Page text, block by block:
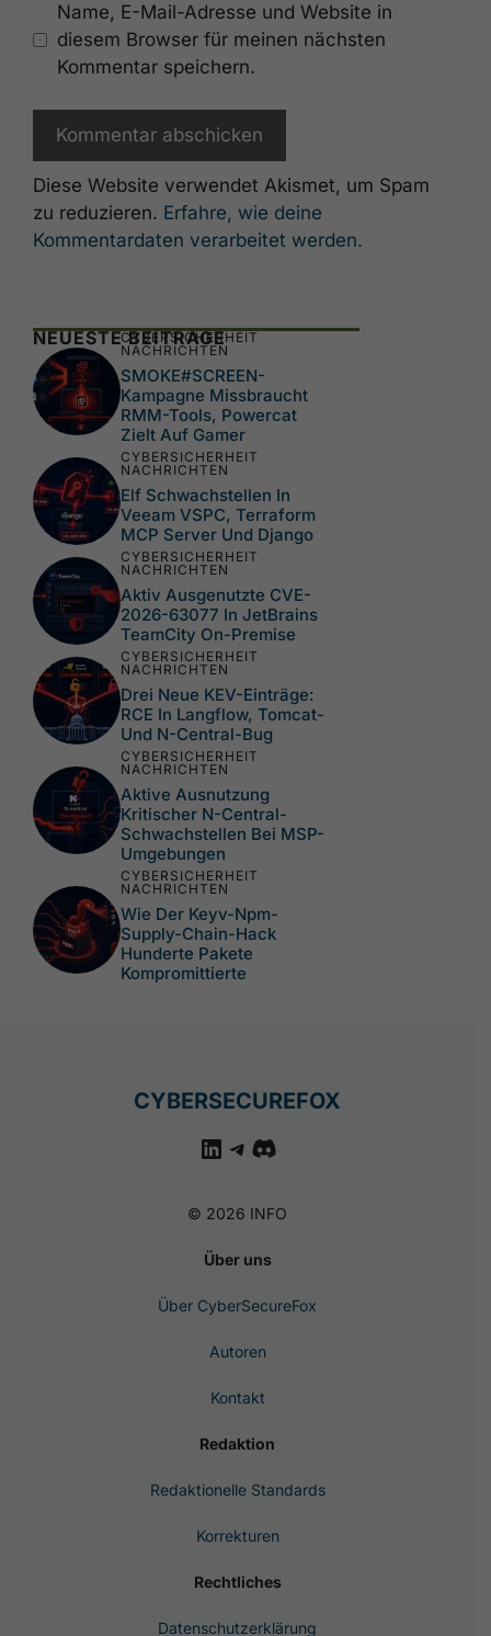
Name, E-Mail-Adresse und Website in
diesem Browser für meinen nächsten
Kommentar speichern.
Diese Website verwendet Akismet, um Spam
zu reduzieren. Erfahre, wie deine
Kommentardaten verarbeitet werden.
NEUESTE BEITRÄGE
CYBERSICHERHEIT
NACHRICHTEN
SMOKE#SCREEN-
Kampagne Missbraucht
RMM-Tools, Powercat
Zielt Auf Gamer
CYBERSICHERHEIT
NACHRICHTEN
Elf Schwachstellen In
Veeam VSPC, Terraform
MCP Server Und Django
CYBERSICHERHEIT
NACHRICHTEN
Aktiv Ausgenutzte CVE-
2026-63077 In JetBrains
TeamCity On-Premise
CYBERSICHERHEIT
NACHRICHTEN
Drei Neue KEV-Einträge:
RCE In Langflow, Tomcat-
Und N-Central-Bug
CYBERSICHERHEIT
NACHRICHTEN
Aktive Ausnutzung
Kritischer N-Central-
Schwachstellen Bei MSP-
Umgebungen
CYBERSICHERHEIT
NACHRICHTEN
Wie Der Keyv-Npm-
Supply-Chain-Hack
Hunderte Pakete
Kompromittierte
CYBERSECUREFOX
LinkedIn
Telegram
Discord
© 2026 INFO
Über uns
Über CyberSecureFox
Autoren
Kontakt
Redaktion
Redaktionelle Standards
Korrekturen
Rechtliches
Datenschutzerklärung